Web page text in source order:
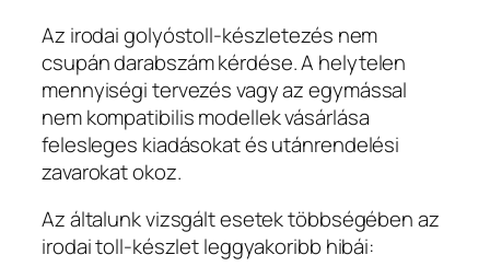
Az irodai golyóstoll-készletezés nem
csupán darabszám kérdése. A helytelen
mennyiségi tervezés vagy az egymással
nem kompatibilis modellek vásárlása
felesleges kiadásokat és utánrendelési
zavarokat okoz.
Az általunk vizsgált esetek többségében az
irodai toll-készlet leggyakoribb hibái: